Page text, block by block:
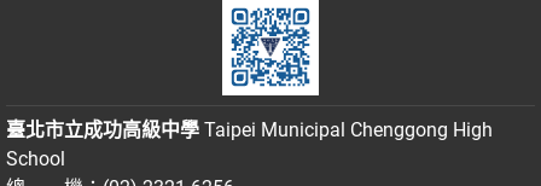
臺北市立成功高級中學 Taipei Municipal Chenggong High
School